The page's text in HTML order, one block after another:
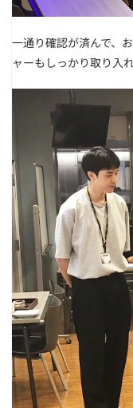
一通り確認が済んで、
ャーもしっかり取り入